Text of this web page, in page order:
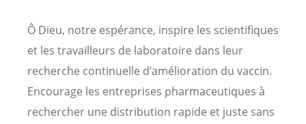
Ô Dieu, notre espérance, inspire les scientifiques
et les travailleurs de laboratoire dans leur
recherche continuelle d’amélioration du vaccin.
Encourage les entreprises pharmaceutiques à
rechercher une distribution rapide et juste sans